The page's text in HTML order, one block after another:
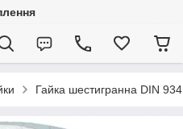
Гайка шестигранна DIN